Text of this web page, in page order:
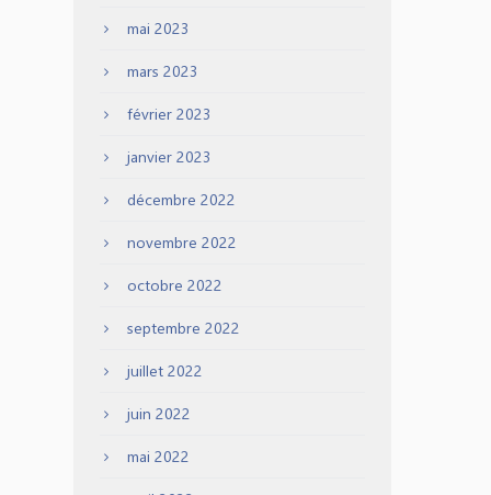
mai 2023
mars 2023
février 2023
janvier 2023
décembre 2022
novembre 2022
octobre 2022
septembre 2022
juillet 2022
juin 2022
mai 2022